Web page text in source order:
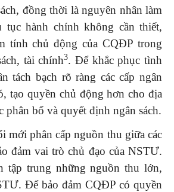
đồng thời là nguyên nhân làm
tục hành chính không cần thiết,
tính chủ động của CQĐP trong
tài chính3. Để khắc phục tình
tách bạch rõ ràng các cấp ngân
tạo quyền chủ động hơn cho địa
phân bổ và quyết định ngân sách.
mới phân cấp nguồn thu giữa các
đảm vai trò chủ đạo của NSTƯ.
tập trung những nguồn thu lớn,
Để bảo đảm CQĐP có quyền